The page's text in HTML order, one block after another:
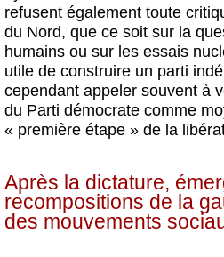
refusent également toute
du Nord, que ce soit sur la
humains ou sur les essais
utile de construire un parti
cependant appeler souvent à
du Parti démocrate comme
« première étape » de la
Après la dictature,
recompositions de la
des mouvements